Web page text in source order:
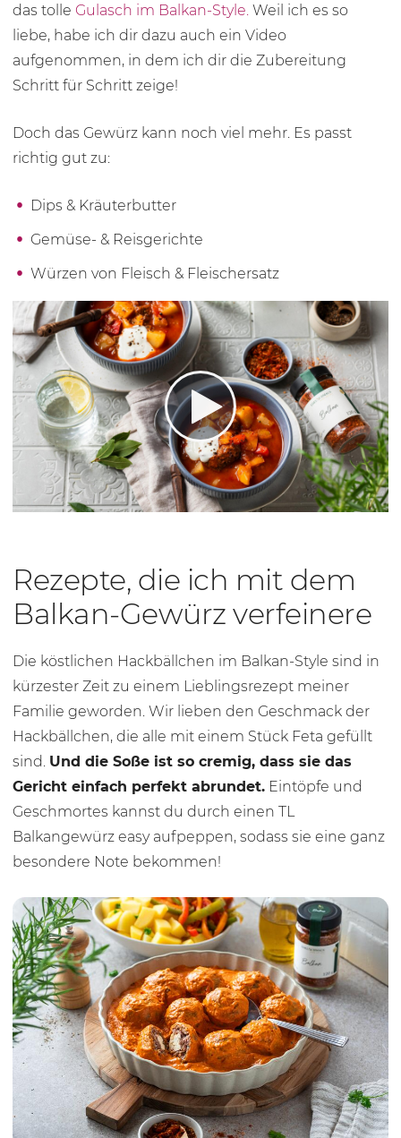
das tolle Gulasch im Balkan-Style. Weil ich es so
liebe, habe ich dir dazu auch ein Video
aufgenommen, in dem ich dir die Zubereitung
Schritt für Schritt zeige!
Doch das Gewürz kann noch viel mehr. Es passt
richtig gut zu:
Dips & Kräuterbutter
Gemüse- & Reisgerichte
Würzen von Fleisch & Fleischersatz
Rezepte, die ich mit dem
Balkan-Gewürz verfeinere
Die köstlichen Hackbällchen im Balkan-Style sind in
kürzester Zeit zu einem Lieblingsrezept meiner
Familie geworden. Wir lieben den Geschmack der
Hackbällchen, die alle mit einem Stück Feta gefüllt
sind. Und die Soße ist so cremig, dass sie das
Gericht einfach perfekt abrundet. Eintöpfe und
Geschmortes kannst du durch einen TL
Balkangewürz easy aufpeppen, sodass sie eine ganz
besondere Note bekommen!